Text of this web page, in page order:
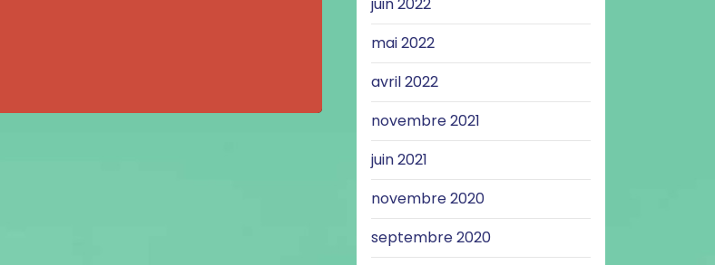
mai 2022
avril 2022
novembre 2021
juin 2021
novembre 2020
septembre 2020